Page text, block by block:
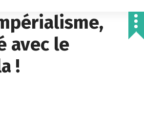
avec le
!